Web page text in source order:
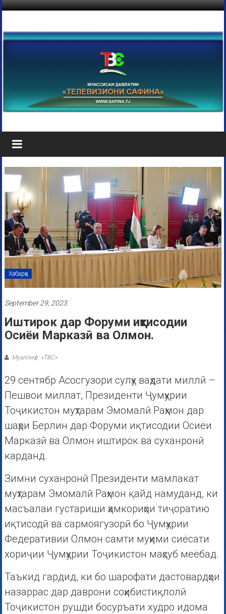
Хабарҳо
September 29, 2023
Иштирок дар Форуми иқтисодии
Осиёи Марказӣ ва Олмон.
Муаллиф: «ТВС»
29 сентябр Асосгузори сулҳу ваҳдати миллӣ –
Пешвои миллат, Президенти Ҷумҳурии
Тоҷикистон муҳтарам Эмомалӣ Раҳмон дар
шаҳри Берлин дар Форуми иқтисодии Осиёи
Марказӣ ва Олмон иштирок ва суханронӣ
карданд.
Зимни суханронӣ Президенти мамлакат
муҳтарам Эмомалӣ Раҳмон қайд намуданд, ки
масъалаи густариши ҳамкориҳои тиҷоратию
иқтисодӣ ва сармоягузорӣ бо Ҷумҳурии
Федеративии Олмон самти муҳими сиёсати
хориҷии Ҷумҳурии Тоҷикистон маҳсуб меёбад.
Таъкид гардид, ки бо шарофати дастовардҳои
назаррас дар даврони соҳибистиқлолӣ
Тоҷикистон рушди босуръати худро идома